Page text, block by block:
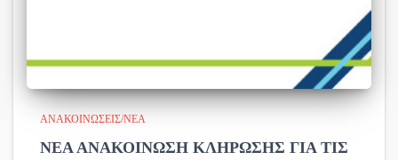
ΑΝΑΚΟΙΝΏΣΕΙΣ/ΝΈΑ
ΝΕΑ ΑΝΑΚΟΙΝΩΣΗ ΚΛΗΡΩΣΗΣ ΓΙΑ ΤΙΣ